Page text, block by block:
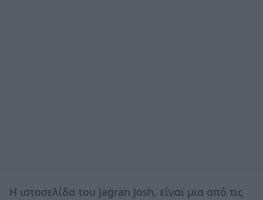
H ιστοσελίδα του Jagran Josh, είναι μια από τις